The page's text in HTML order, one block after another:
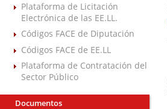
Plataforma de Licitación
Electrónica de las EE.LL.
Códigos FACE de Diputación
Códigos FACE de EE.LL
Plataforma de Contratación del
Sector Público
Documentos